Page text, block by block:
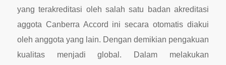
yang terakreditasi oleh salah satu badan akreditasi
aggota Canberra Accord ini secara otomatis diakui
oleh anggota yang lain. Dengan demikian pengakuan
kualitas menjadi global. Dalam melakukan